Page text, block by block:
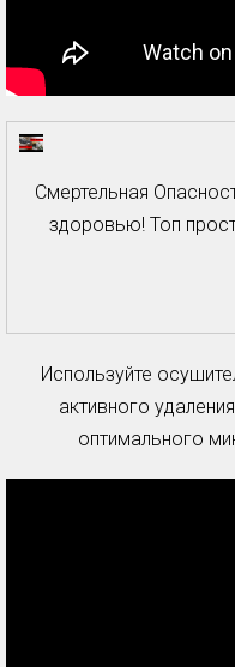
Смертельная
здоровью! Топ
Используйте
активного
оптимального